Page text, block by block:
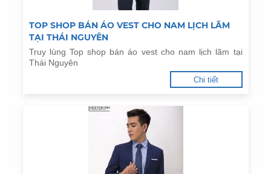
TOP SHOP BÁN ÁO VEST CHO NAM LỊCH LÃM
TẠI THÁI NGUYÊN
Truy lùng Top shop bán áo vest cho nam lịch lãm tại
Thái Nguyên
Chi tiết